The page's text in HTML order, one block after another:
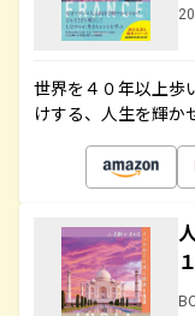
世界を４０年以上歩
けする、人生を輝か